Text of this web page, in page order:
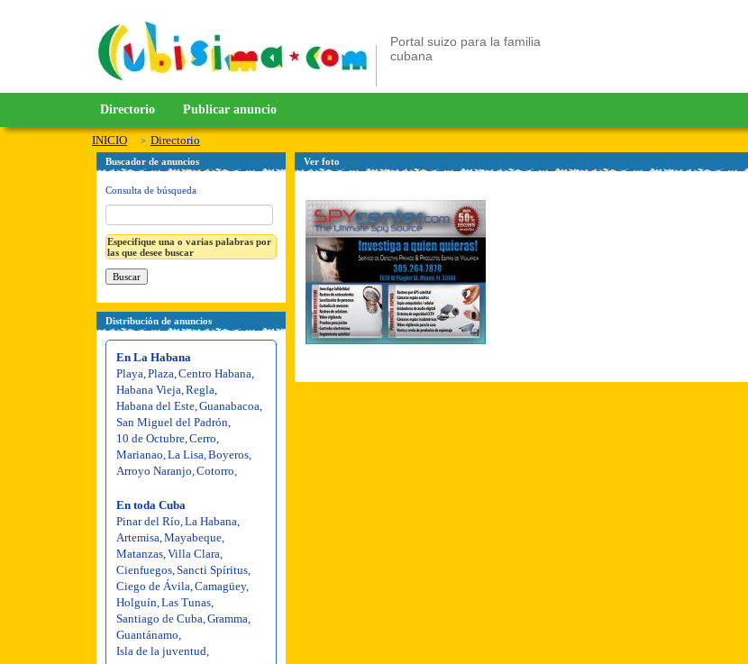
Portal suizo para la familia
cubana
Directorio Publicar anuncio
INICIO Directorio
Buscador de anuncios
Consulta de búsqueda
Especifique una o varias palabras por
las que desee buscar
Distribución de anuncios
En La Habana
Playa Plaza Centro Habana
Habana Vieja Regla
Habana del Este Guanabacoa
San Miguel del Padrón
10 de Octubre Cerro
Marianao La Lisa Boyeros
Arroyo Naranjo Cotorro
En toda Cuba
Pinar del Río La Habana
Artemisa Mayabeque
Matanzas Villa Clara
Cienfuegos Sancti Spíritus
Ciego de Ávila Camagüey,
Holguín Las Tunas
Santiago de Cuba Gramma
Guantánamo
Isla de la juventud
Ver foto